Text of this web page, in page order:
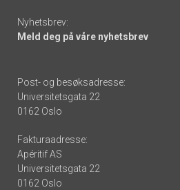
Nyhetsbrev:
Meld deg på våre nyhetsbrev
Post- og besøksadresse:
Universitetsgata 22
0162 Oslo
Fakturaadresse:
Apéritif AS
Universitetsgata 22
0162 Oslo